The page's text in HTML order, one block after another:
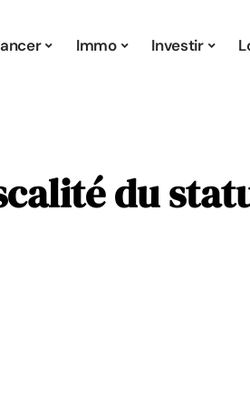
Immo Investir
du